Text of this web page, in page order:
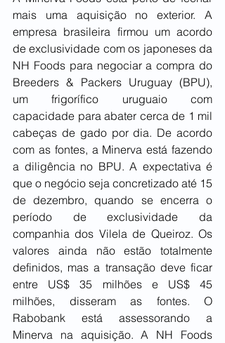
mais uma aquisição no exterior. A
empresa brasileira firmou um acordo
de exclusividade com os japoneses da
NH Foods para negociar a compra do
Breeders & Packers Uruguay (BPU),
um frigorífico uruguaio com
capacidade para abater cerca de 1 mil
cabeças de gado por dia. De acordo
com as fontes, a Minerva está fazendo
a diligência no BPU. A expectativa é
que o negócio seja concretizado até 15
de dezembro, quando se encerra o
período de exclusividade da
companhia dos Vilela de Queiroz. Os
valores ainda não estão totalmente
definidos, mas a transação deve ficar
entre US$ 35 milhões e US$ 45
milhões, disseram as fontes. O
Rabobank está assessorando a
Minerva na aquisição. A NH Foods